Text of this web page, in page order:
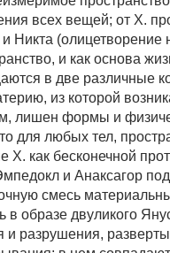
всех вещей; от X.
Никта (олицетворение
и как основа
в две различные
из которой
лишен формы и
для любых тел,
X. как бесконечной
и Анаксагор
смесь
в образе двуликого
и разрушения,